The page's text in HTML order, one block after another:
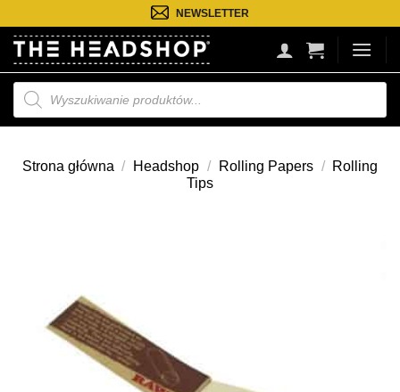
do
treści
NEWSLETTER
Wyszukiwarka
produktów
Strona główna / Headshop / Rolling Papers /
Rolling
Tips